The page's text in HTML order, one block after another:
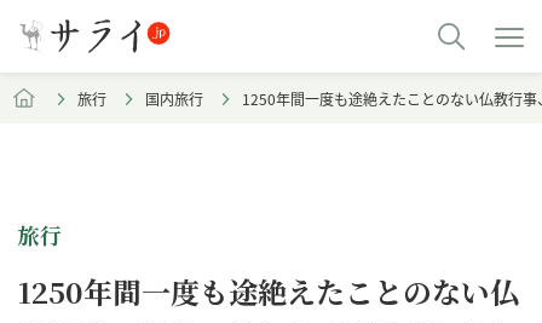
旅行 国内旅行 1250年間一度も途絶えたことのない仏教行
旅行
1250年間一度も途絶えたことのない仏